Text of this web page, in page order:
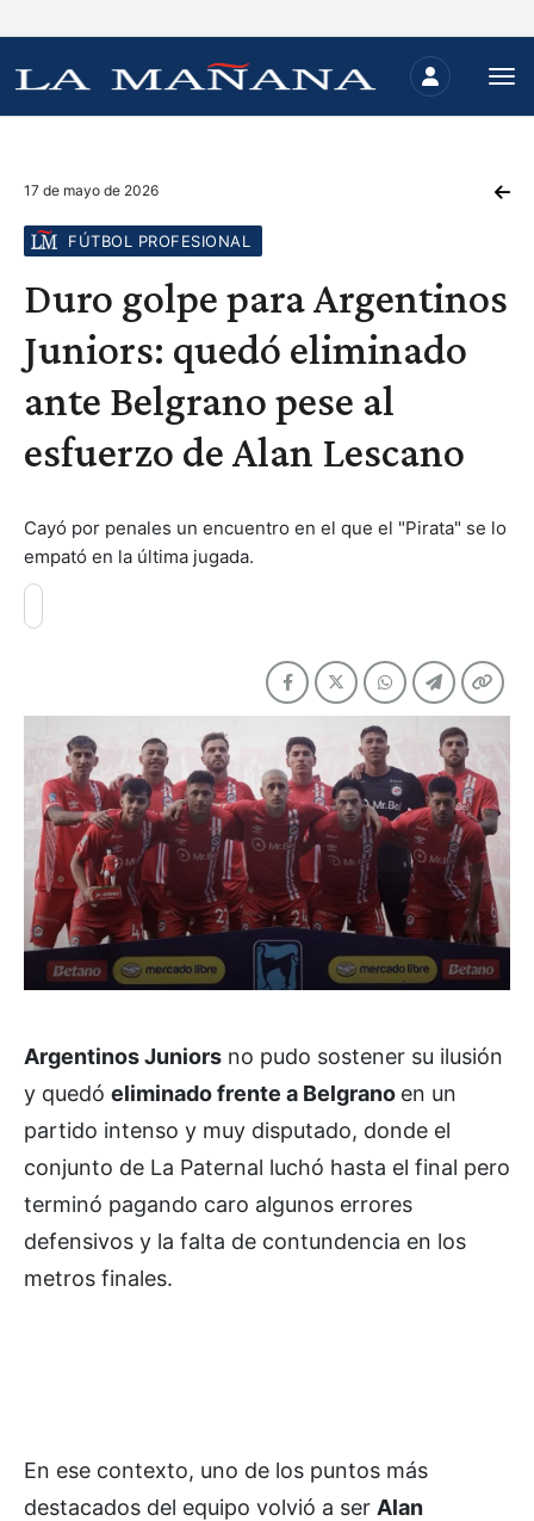
17 de mayo de 2026
FÚTBOL PROFESIONAL
Duro golpe para Argentinos
Juniors: quedó eliminado
ante Belgrano pese al
esfuerzo de Alan Lescano
Cayó por penales un encuentro en el que el "Pirata" se lo
empató en la última jugada.
Argentinos Juniors no pudo sostener su ilusión
y quedó eliminado frente a Belgrano en un
partido intenso y muy disputado, donde el
conjunto de La Paternal luchó hasta el final pero
terminó pagando caro algunos errores
defensivos y la falta de contundencia en los
metros finales.
En ese contexto, uno de los puntos más
destacados del equipo volvió a ser Alan